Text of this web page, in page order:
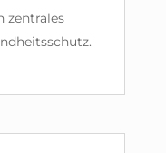
zentrales